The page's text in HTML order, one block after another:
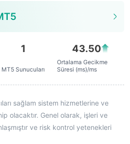
1
MT5 Sunucuları
43.50
Ortalama Gecikme
Süresi (ms)/ms
sağlam sistem hizmetlerine ve
olacaktır. Genel olarak, işleri ve
ve risk kontrol yetenekleri